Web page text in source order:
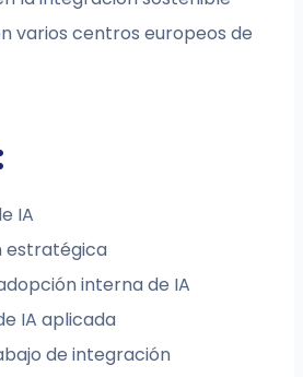
varios centros europeos de
IA
estratégica
interna de IA
IA aplicada
de integración